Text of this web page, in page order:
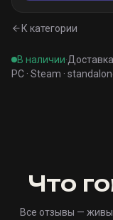
К категории
В наличии·
PC · Steam ·
Что
Все отзывы —